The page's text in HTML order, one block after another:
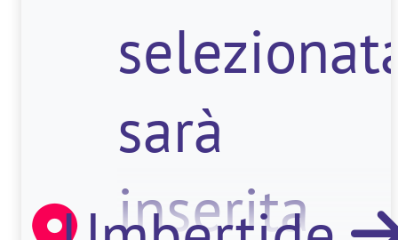
si
occuperà
in autono
sarà
inserita